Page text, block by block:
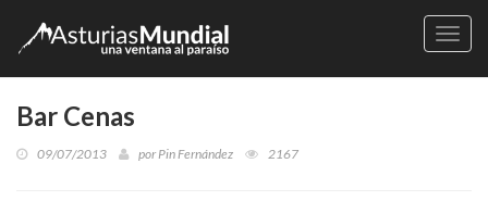
Bar Cenas
09/07/2013 porPin Fernández 2167